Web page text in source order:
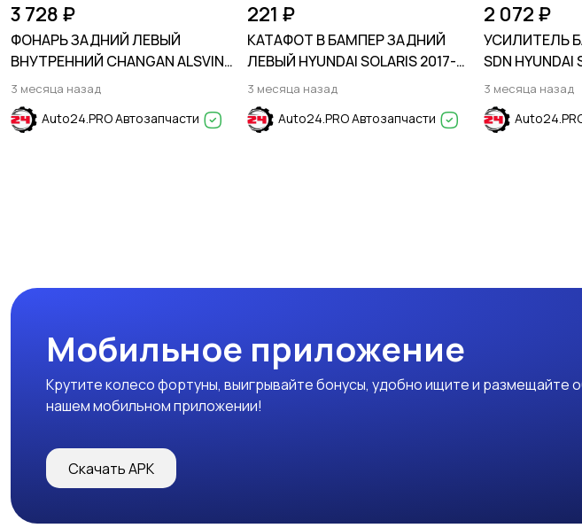
3 728 ₽
ФОНАРЬ ЗАДНИЙ ЛЕВЫЙ
ВНУТРЕННИЙ CHANGAN ALSVIN
2018-
3 месяца назад
Auto24.PRO Автозапчасти
221 ₽
КАТАФОТ В БАМПЕР ЗАДНИЙ
ЛЕВЫЙ HYUNDAI SOLARIS 2017-
2020
3 месяца назад
Auto24.PRO Автозапчасти
2 072 ₽
УСИЛИТЕЛЬ
SDN HYUNDAI
3 месяца назад
Мобильное приложение
Крутите колесо фортуны, выигрывайте бонусы, удобно ищите и размещайте
нашем мобильном приложении!
Скачать APK